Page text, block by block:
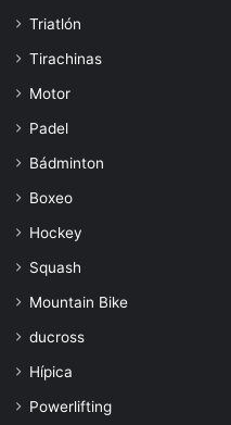
Triatlón
Tirachinas
Motor
Padel
Bádminton
Boxeo
Hockey
Squash
Mountain Bike
ducross
Hípica
Powerlifting